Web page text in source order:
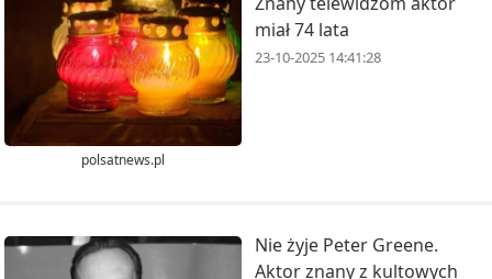
polsatnews.pl
miał 74 lata
23-10-2025 14:41:28
Nie żyje Peter Greene.
Aktor znany z kultowych